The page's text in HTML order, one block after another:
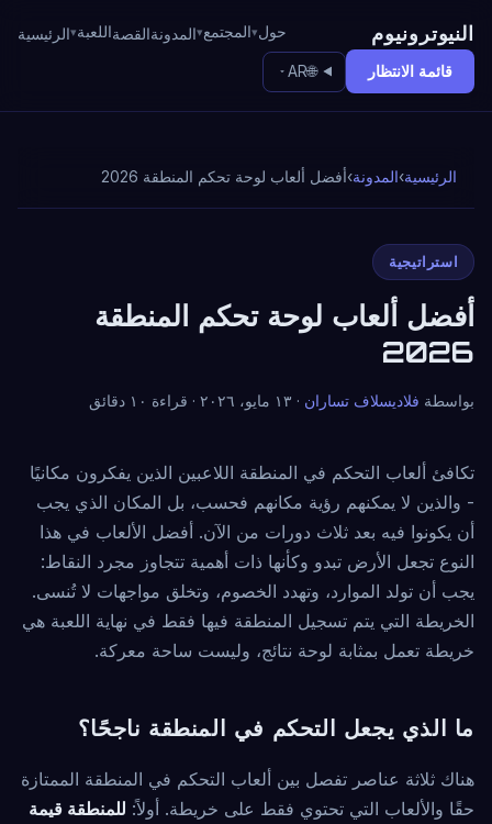
النيوترونيوم الرئيسية اللعبةالقصةالمدونة المجتمع حول
قائمة الانتظار 🌐
AR
الرئيسية›المدونة›أفضل ألعاب لوحة تحكم المنطقة 2026
استراتيجية
أفضل ألعاب لوحة تحكم المنطقة
2026
بواسطة فلاديسلاف تساران · ١٣ مايو، ٢٠٢٦ · قراءة ١٠ دقائق
تكافئ ألعاب التحكم في المنطقة اللاعبين الذين يفكرون مكانيًا
- والذين لا يمكنهم رؤية مكانهم فحسب، بل المكان الذي يجب
أن يكونوا فيه بعد ثلاث دورات من الآن. أفضل الألعاب في هذا
النوع تجعل الأرض تبدو وكأنها ذات أهمية تتجاوز مجرد النقاط:
يجب أن تولد الموارد، وتهدد الخصوم، وتخلق مواجهات لا تُنسى.
الخريطة التي يتم تسجيل المنطقة فيها فقط في نهاية اللعبة هي
خريطة تعمل بمثابة لوحة نتائج، وليست ساحة معركة.
ما الذي يجعل التحكم في المنطقة ناجحًا؟
هناك ثلاثة عناصر تفصل بين ألعاب التحكم في المنطقة الممتازة
حقًا والألعاب التي تحتوي فقط على خريطة. أولاً: للمنطقة قيمة